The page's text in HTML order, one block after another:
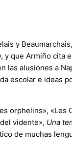
y
y que Armiño cita
las alusiones a
escolar e ideas
orphelins», «Les
vidente», Una
de muchas